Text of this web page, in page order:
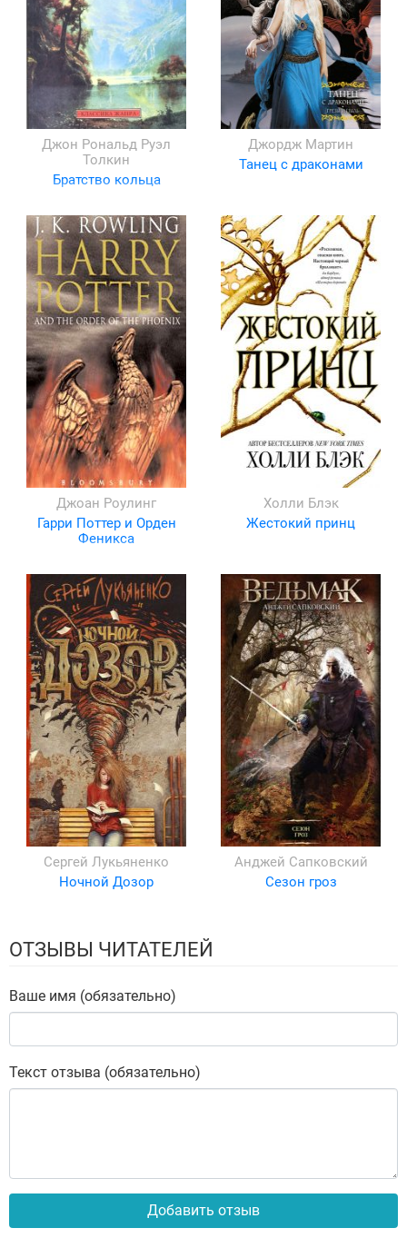
Джон Рональд Руэл
Толкин
Братство кольца
Джордж Мартин
Танец с драконами
Джоан Роулинг
Гарри Поттер и Орден
Феникса
Холли Блэк
Жестокий принц
Сергей Лукьяненко
Ночной Дозор
Анджей Сапковский
Сезон гроз
ОТЗЫВЫ ЧИТАТЕЛЕЙ
Ваше имя (обязательно)
Текст отзыва (обязательно)
Добавить отзыв